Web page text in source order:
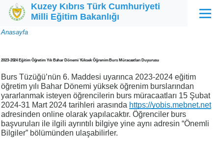
Ana içeriğe atla
Kuzey Kıbrıs Türk Cumhuriyeti
Milli Eğitim Bakanlığı
Menü
Sayfa
Anasayfa
2023-2024 Eğitim Öğretim Yılı Bahar Dönemi Yüksek Öğrenim Burs Müracaatları Duyurusu
Burs Tüzüğü’nün 6. Maddesi uyarınca 2023-2024 eğitim
öğretim yılı Bahar Dönemi yüksek öğrenim burslarından
yararlanmak isteyen öğrencilerin burs müracaatları 15 Şubat
2024-31 Mart 2024 tarihleri arasında https://yobis.mebnet.net
adresinden online olarak yapılacaktır. Öğrenciler burs
başvuruları ile ilgili ayrıntılı bilgiye yine aynı adresin “Önemli
Bilgiler” bölümünden ulaşabilirler.